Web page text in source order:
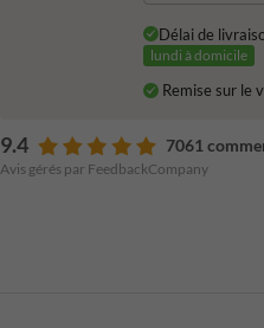
Délai de
lundi à domicile
Remise sur le
9.4 7061
Avis gérés par FeedbackCompany